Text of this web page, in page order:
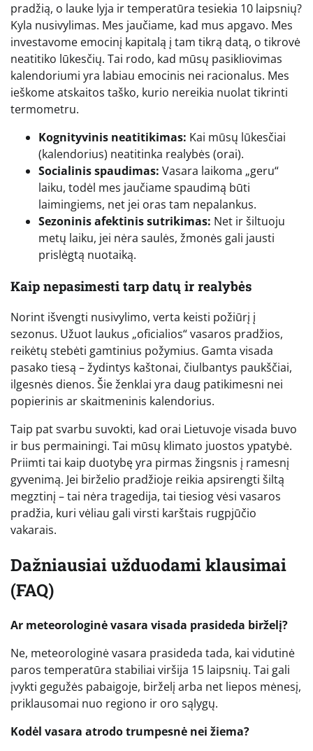
pradžią, o lauke lyja ir temperatūra tesiekia 10 laipsnių?
Kyla nusivylimas. Mes jaučiame, kad mus apgavo. Mes
investavome emocinį kapitalą į tam tikrą datą, o tikrovė
neatitiko lūkesčių. Tai rodo, kad mūsų pasikliovimas
kalendoriumi yra labiau emocinis nei racionalus. Mes
ieškome atskaitos taško, kurio nereikia nuolat tikrinti
termometru.
Kognityvinis neatitikimas: Kai mūsų lūkesčiai
(kalendorius) neatitinka realybės (orai).
Socialinis spaudimas: Vasara laikoma „geru“
laiku, todėl mes jaučiame spaudimą būti
laimingiems, net jei oras tam nepalankus.
Sezoninis afektinis sutrikimas: Net ir šiltuoju
metų laiku, jei nėra saulės, žmonės gali jausti
prislėgtą nuotaiką.
Kaip nepasimesti tarp datų ir realybės
Norint išvengti nusivylimo, verta keisti požiūrį į
sezonus. Užuot laukus „oficialios“ vasaros pradžios,
reikėtų stebėti gamtinius požymius. Gamta visada
pasako tiesą – žydintys kaštonai, čiulbantys paukščiai,
ilgesnės dienos. Šie ženklai yra daug patikimesni nei
popierinis ar skaitmeninis kalendorius.
Taip pat svarbu suvokti, kad orai Lietuvoje visada buvo
ir bus permainingi. Tai mūsų klimato juostos ypatybė.
Priimti tai kaip duotybę yra pirmas žingsnis į ramesnį
gyvenimą. Jei birželio pradžioje reikia apsirengti šiltą
megztinį – tai nėra tragedija, tai tiesiog vėsi vasaros
pradžia, kuri vėliau gali virsti karštais rugpjūčio
vakarais.
Dažniausiai užduodami klausimai
(FAQ)
Ar meteorologinė vasara visada prasideda birželį?
Ne, meteorologinė vasara prasideda tada, kai vidutinė
paros temperatūra stabiliai viršija 15 laipsnių. Tai gali
įvykti gegužės pabaigoje, birželį arba net liepos mėnesį,
priklausomai nuo regiono ir oro sąlygų.
Kodėl vasara atrodo trumpesnė nei žiema?